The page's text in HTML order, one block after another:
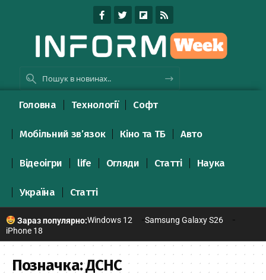
Головна Технології Софт
Мобільний зв’язок Кіно та ТБ Авто
Відеоігри life Огляди Статті Наука
Україна Статті
Зараз популярно:Windows 12
Samsung Galaxy S26
iPhone 18
Позначка:ДСНС